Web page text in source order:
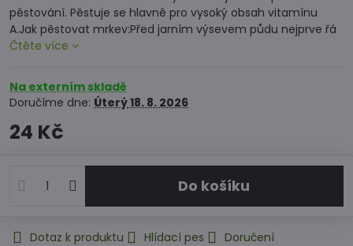
pěstování. Pěstuje se hlavně pro vysoký obsah vitamínu
A.Jak pěstovat mrkev:Před jarním výsevem půdu nejprve řá
Čtěte více
Na externím skladě
Doručíme dne: Úterý18. 8. 2026
24 Kč
Do košíku
Dotaz k produktu Hlídací pes
Doručení